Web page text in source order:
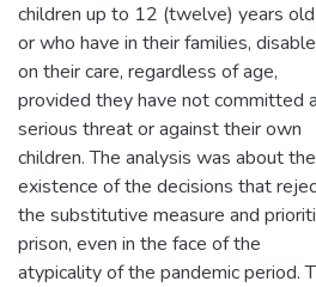
children up to 12 (twelve) years old
or who have in their families,
on their care, regardless of age,
provided they have not committed
serious threat or against their own
children. The analysis was about
existence of the decisions that
the substitutive measure and
prison, even in the face of the
atypicality of the pandemic period.